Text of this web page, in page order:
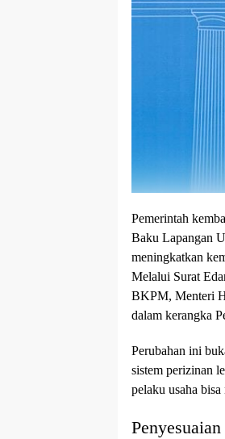
Pemerintah
Baku Lapangan
meningkatkan
Melalui Surat
BKPM, Menteri
dalam kerangka
Perubahan ini
sistem perizinan
pelaku usaha